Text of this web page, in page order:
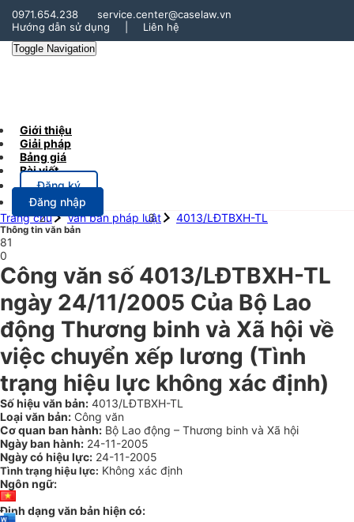
0971.654.238
service.center@caselaw.vn
Hướng dẫn sử dụng
Liên hệ
Toggle Navigation
Giới thiệu
Giải pháp
Bảng giá
Bài viết
Đăng ký
Đăng nhập
Trang chủ
Văn bản pháp luật 4013/LĐTBXH-TL
Thông tin văn bản
81
0
Công văn số 4013/LĐTBXH-TL
ngày 24/11/2005 Của Bộ Lao
động Thương binh và Xã hội về
việc chuyển xếp lương (Tình
trạng hiệu lực không xác định)
Số hiệu văn bản: 4013/LĐTBXH-TL
Loại văn bản: Công văn
Cơ quan ban hành: Bộ Lao động – Thương binh và Xã hội
Ngày ban hành: 24-11-2005
Ngày có hiệu lực: 24-11-2005
Tình trạng hiệu lực: Không xác định
Ngôn ngữ:
Định dạng văn bản hiện có: